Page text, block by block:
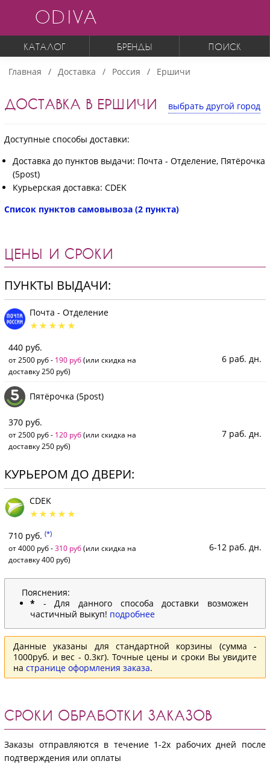
ODIVA
КАТАЛОГ БРЕНДЫ ПОИСК
Главная Доставка Россия Ершичи
ДОСТАВКА В ЕРШИЧИ выбрать другой город
Доступные способы доставки:
Доставка до пунктов выдачи: Почта - Отделение, Пятёрочка
(5post)
Курьерская доставка: CDEK
Список пунктов самовывоза (2 пункта)
ЦЕНЫ И СРОКИ
ПУНКТЫ ВЫДАЧИ:
Почта - Отделение
440 руб.
от 2500 руб - 190 руб(или скидка на
доставку 250 руб)
6 раб. дн.
Пятёрочка (5post)
370 руб.
от 2500 руб - 120 руб(или скидка на
доставку 250 руб)
7 раб. дн.
КУРЬЕРОМ ДО ДВЕРИ:
CDEK
710 руб. (*)
от 4000 руб -310 руб(или скидка на
доставку 400 руб)
6-12 раб. дн.
Пояснения:
* - Для данного способа доставки возможен
частичный выкуп! подробнее
Данные указаны для стандартной корзины (сумма -
1000руб. и вес - 0.3кг). Точные цены и сроки Вы увидите
на странице оформления заказа.
СРОКИ ОБРАБОТКИ ЗАКАЗОВ
Заказы отправляются в течение 1-2х рабочих дней после
подтверждения или оплаты